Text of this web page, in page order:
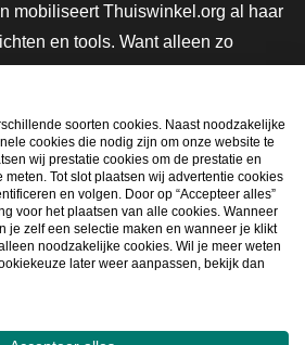
mobiliseert Thuiswinkel.org al haar
en tools. Want alleen zo
Dus groei ook mee en maak
soorten cookies. Naast noodzakelijke
cookies die nodig zijn om onze website te
wij prestatie cookies om de prestatie en
meten. Tot slot plaatsen wij advertentie cookies
en volgen. Door op “Accepteer alles”
voor het plaatsen van alle cookies. Wanneer
je zelf een selectie maken en wanneer je klikt
noodzakelijke cookies. Wil je meer weten
later weer aanpassen, bekijk dan